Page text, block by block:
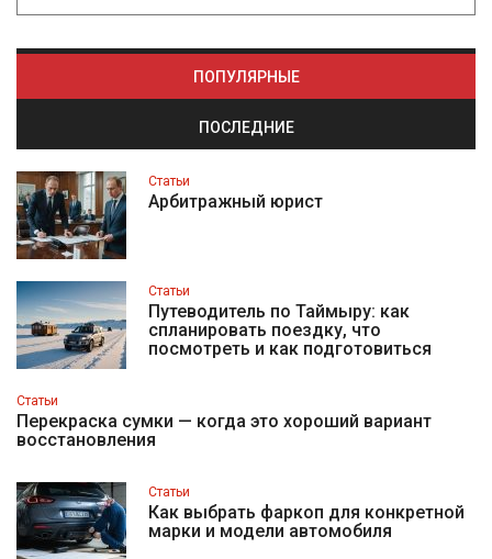
ПОПУЛЯРНЫЕ
ПОСЛЕДНИЕ
Статьи
Арбитражный юрист
Статьи
Путеводитель по Таймыру: как
спланировать поездку, что
посмотреть и как подготовиться
Статьи
Перекраска сумки — когда это хороший вариант
восстановления
Статьи
Как выбрать фаркоп для конкретной
марки и модели автомобиля